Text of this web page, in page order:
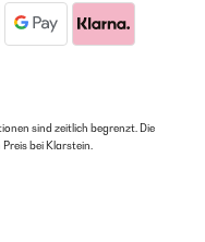
sind zeitlich begrenzt. Die
bei Klarstein.